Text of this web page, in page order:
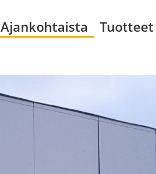
Ajankohtaista Tuotteet